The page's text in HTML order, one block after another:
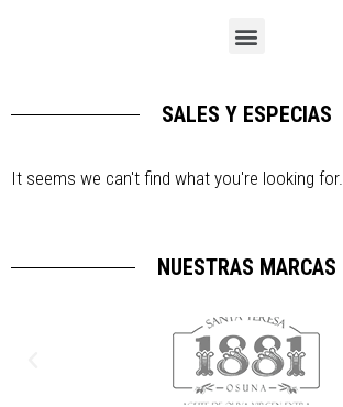
SALES Y ESPECIAS
It seems we can't find what you're looking for.
NUESTRAS MARCAS